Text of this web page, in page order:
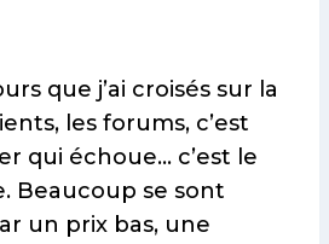
que j’ai croisés sur la
les forums, c’est
qui échoue… c’est le
Beaucoup se sont
un prix bas, une